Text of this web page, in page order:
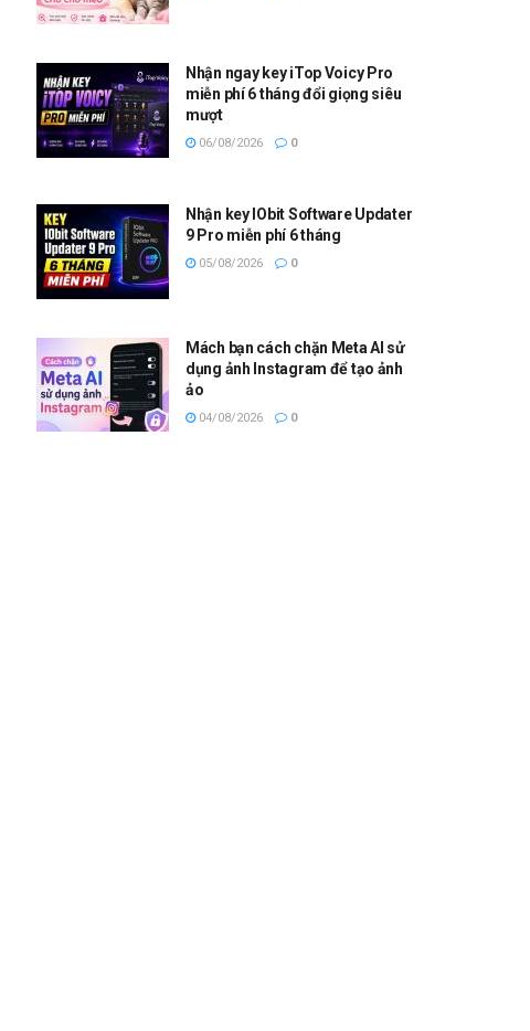
Nhận ngay key iTop Voicy Pro
miễn phí 6 tháng đổi giọng siêu
mượt
06/08/2026 0
Nhận key IObit Software Updater
9 Pro miễn phí 6 tháng
05/08/2026 0
Mách bạn cách chặn Meta AI sử
dụng ảnh Instagram để tạo ảnh
ảo
04/08/2026 0